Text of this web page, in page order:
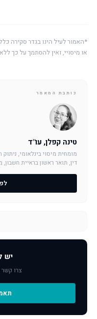
*האמור לעיל הינו בגדר סקירה
או מיסויי, ואין להסתמך על כך
כותבת המאמר
טינה קפלן, עו"ד
מומחית מיסוי בינלאומי,
דין, תואר ראשון בראיית
יש
צרו